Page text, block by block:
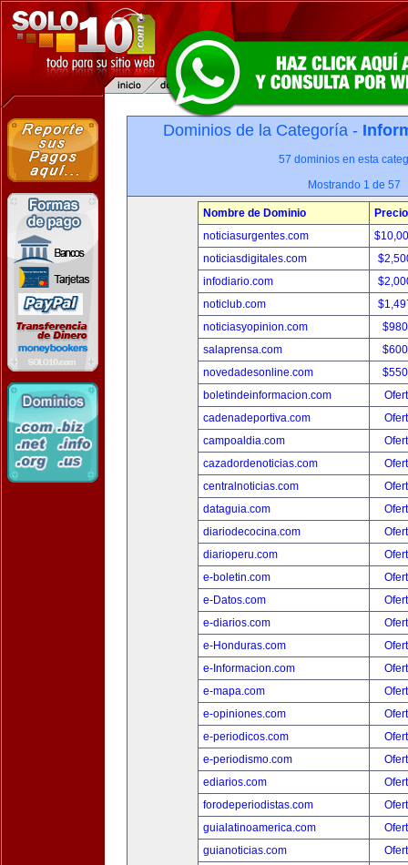
Dominios de la Categoría -
57 dominios en esta
Mostrando 1 de 57
Nombre de Dominio
Precio
noticiasurgentes.com
noticiasdigitales.com
infodiario.com
noticlub.com
noticiasyopinion.com
salaprensa.com
novedadesonline.com
boletindeinformacion.com
cadenadeportiva.com
campoaldia.com
cazadordenoticias.com
centralnoticias.com
dataguia.com
diariodecocina.com
diarioperu.com
e-boletin.com
e-Datos.com
e-diarios.com
e-Honduras.com
e-Informacion.com
e-mapa.com
e-opiniones.com
e-periodicos.com
e-periodismo.com
ediarios.com
forodeperiodistas.com
guialatinoamerica.com
guianoticias.com